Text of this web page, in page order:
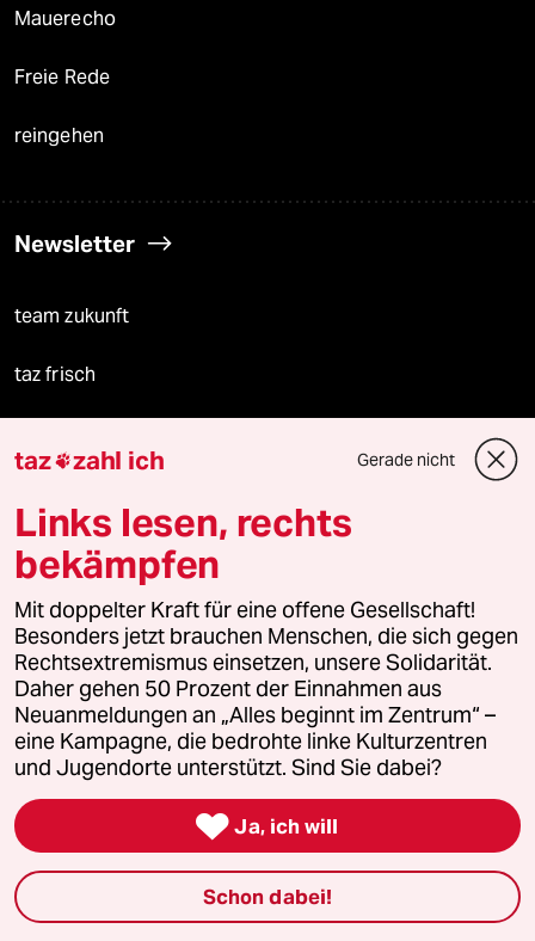
Mauerecho
Freie Rede
reingehen
Newsletter
team zukunft
taz frisch
Veranstaltungen
Demnächst
Vor Ort
Live im Stream
Vergangene
taz lab 2027
taz zahl ich Gerade nicht
Links lesen, rechts
bekämpfen
Mit doppelter Kraft für eine offene Gesellschaft!
Besonders jetzt brauchen Menschen, die sich gegen
Rechtsextremismus einsetzen, unsere Solidarität.
Daher gehen 50 Prozent der Einnahmen aus
Neuanmeldungen an „Alles beginnt im Zentrum“ –
eine Kampagne, die bedrohte linke Kulturzentren
und Jugendorte unterstützt. Sind Sie dabei?
 Ja, ich will
Schon dabei!